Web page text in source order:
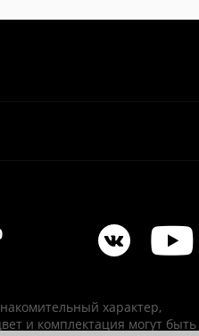
характер,
и комплектация могут быть